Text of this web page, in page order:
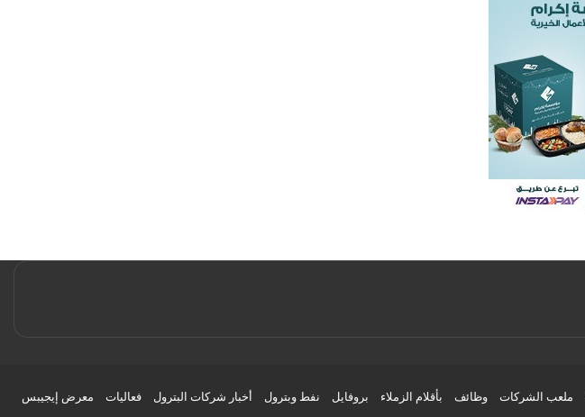
ملعب الشركات وظائف بأقلام الزملاء بروفايل نفط وبترول أخبار شركات البترول فعاليات معرض إيجيبس